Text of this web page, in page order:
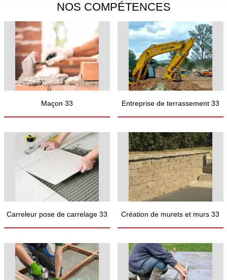
NOS COMPÉTENCES
Maçon 33 Entreprise de terrassement 33
Carreleur pose de carrelage 33 Création de murets et murs 33